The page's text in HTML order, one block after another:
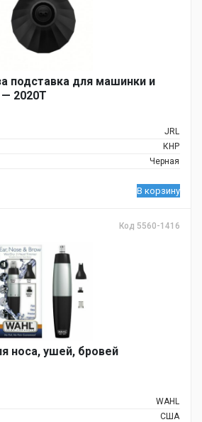
подставка для машинки и
2020T
JRL
КНР
Черная
В корзину
Код 5560-1416
носа, ушей, бровей
WAHL
США